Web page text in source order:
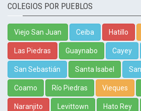
COLEGIOS POR PUEBLOS
Viejo San Juan Ceiba Hatillo
Las Piedras Guaynabo Cayey
San Sebastián Santa Isabel
Coamo Río Piedras Vieques
Naranjito Levittown Hato Rey